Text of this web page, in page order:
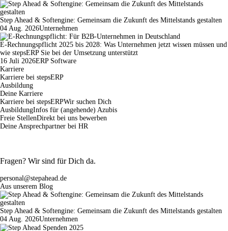
Step Ahead & Softengine: Gemeinsam die Zukunft des Mittelstands gestalten
04 Aug. 2026Unternehmen
E-Rechnungspflicht 2025 bis 2028: Was Unternehmen jetzt wissen müssen und
wie stepsERP Sie bei der Umsetzung unterstützt
16 Juli 2026ERP Software
Karriere
Karriere bei stepsERP
Ausbildung
Deine Karriere
Karriere bei stepsERPWir suchen Dich
AusbildungInfos für (angehende) Azubis
Freie StellenDirekt bei uns bewerben
Deine Ansprechpartner bei HR
Fragen? Wir sind für Dich da.
personal@stepahead.de
Aus unserem Blog
Step Ahead & Softengine: Gemeinsam die Zukunft des Mittelstands gestalten
04 Aug. 2026Unternehmen